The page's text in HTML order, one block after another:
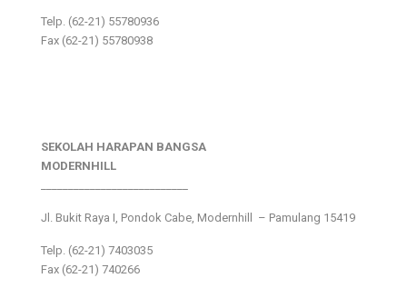
Telp. (62-21) 55780936
Fax (62-21) 55780938
SEKOLAH HARAPAN BANGSA
MODERNHILL
Jl. Bukit Raya I, Pondok Cabe, Modernhill – Pamulang 15419
Telp. (62-21) 7403035
Fax (62-21) 740266